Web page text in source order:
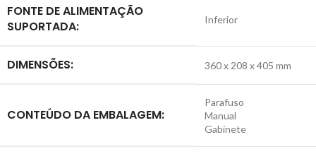
FONTE DE ALIMENTAÇÃO
SUPORTADA:
Inferior
DIMENSÕES: 360 x 208 x 405 mm
CONTEÚDO DA EMBALAGEM:
Parafuso
Manual
Gabinete